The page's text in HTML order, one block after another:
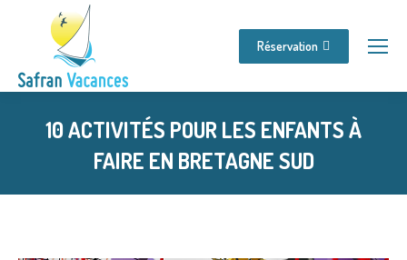
Réservation
10 ACTIVITÉS POUR LES ENFANTS À
FAIRE EN BRETAGNE SUD